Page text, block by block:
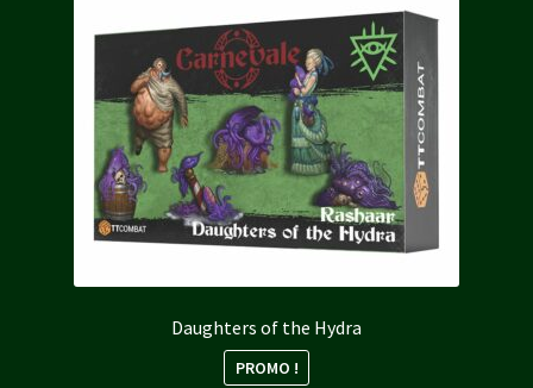
Daughters of the Hydra
PROMO !